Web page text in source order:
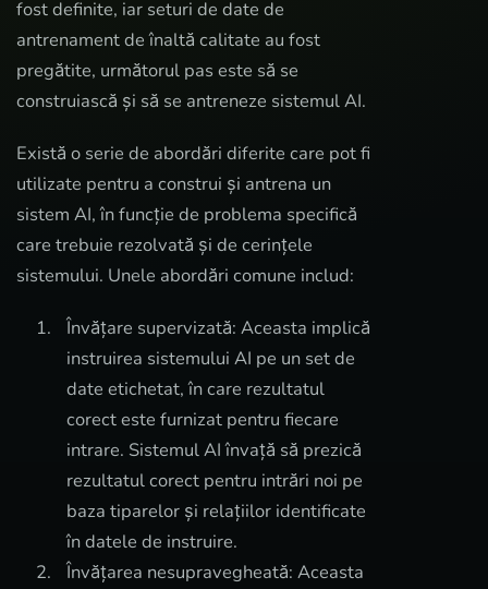
fost definite, iar seturi de date de
antrenament de înaltă calitate au fost
pregătite, următorul pas este să se
construiască și să se antreneze sistemul AI.
Există o serie de abordări diferite care pot fi
utilizate pentru a construi și antrena un
sistem AI, în funcție de problema specifică
care trebuie rezolvată și de cerințele
sistemului. Unele abordări comune includ:
Învățare supervizată: Aceasta implică
instruirea sistemului AI pe un set de
date etichetat, în care rezultatul
corect este furnizat pentru fiecare
intrare. Sistemul AI învață să prezică
rezultatul corect pentru intrări noi pe
baza tiparelor și relațiilor identificate
în datele de instruire.
Învățarea nesupravegheată: Aceasta